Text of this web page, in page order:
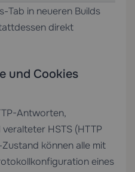
Tab in neueren Builds
direkt
und Cookies
Antworten,
HSTS (HTTP
können alle mit
eines